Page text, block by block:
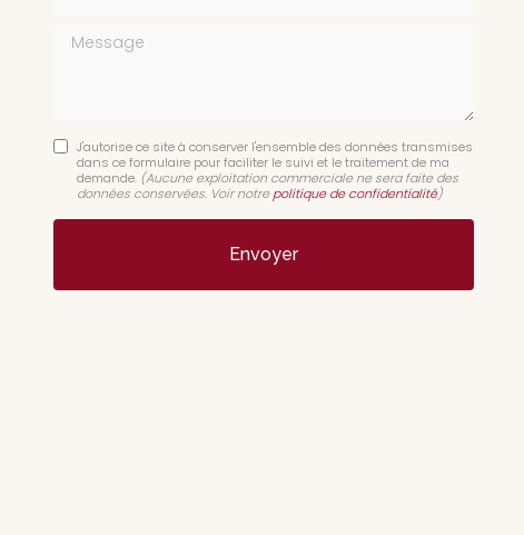
Message
J'autorise ce site à conserver l'ensemble des données transmises
dans ce formulaire pour faciliter le suivi et le traitement de ma
demande. (Aucune exploitation commerciale ne sera faite des
données conservées. Voir notre politique de confidentialité)